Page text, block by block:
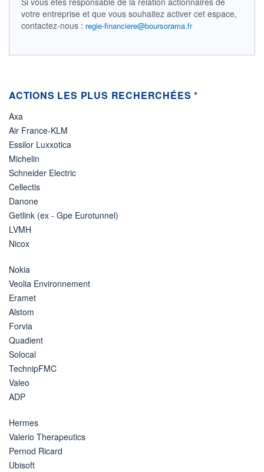
+ PORTEFEUILLE + LISTE
votre entreprise et que vous souhaitez activer cet espace,
contactez-nous : regie-financiere@boursorama.fr
ACTIONS LES PLUS RECHERCHÉES *
Axa
Air France-KLM
Essilor Luxxotica
Michelin
Schneider Electric
Cellectis
Danone
Getlink (ex - Gpe Eurotunnel)
LVMH
Nicox
Nokia
Veolia Environnement
Eramet
Alstom
Forvia
Quadient
Solocal
TechnipFMC
Valeo
ADP
Hermes
Valerio Therapeutics
Pernod Ricard
Ubisoft